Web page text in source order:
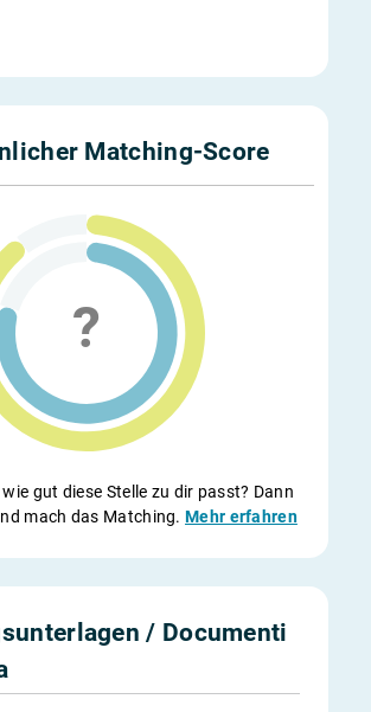
Matching-Score
gut diese Stelle zu dir passt? Dann
mach das Matching.Mehr erfahren
/ Documenti